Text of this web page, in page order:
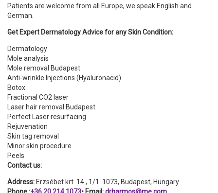
Patients are welcome from all Europe, we speak English and
German.
Get Expert Dermatology Advice for any Skin Condition:
Dermatology
Mole analysis
Mole removal Budapest
Anti-wrinkle Injections (Hyaluronacid)
Botox
Fractional CO2 laser
Laser hair removal Budapest
Perfect Laser resurfacing
Rejuvenation
Skin tag removal
Minor skin procedure
Peels
Contact us:
Address: Erzsébet krt. 14., 1/1. 1073, Budapest, Hungary
Phone :+36 20 214 1073• Email:drharmos@me.com